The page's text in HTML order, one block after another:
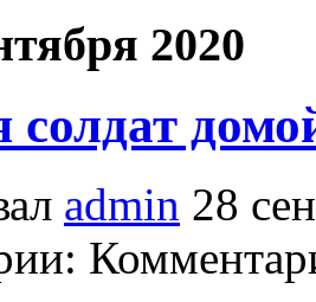
2020
солдат
admin 28